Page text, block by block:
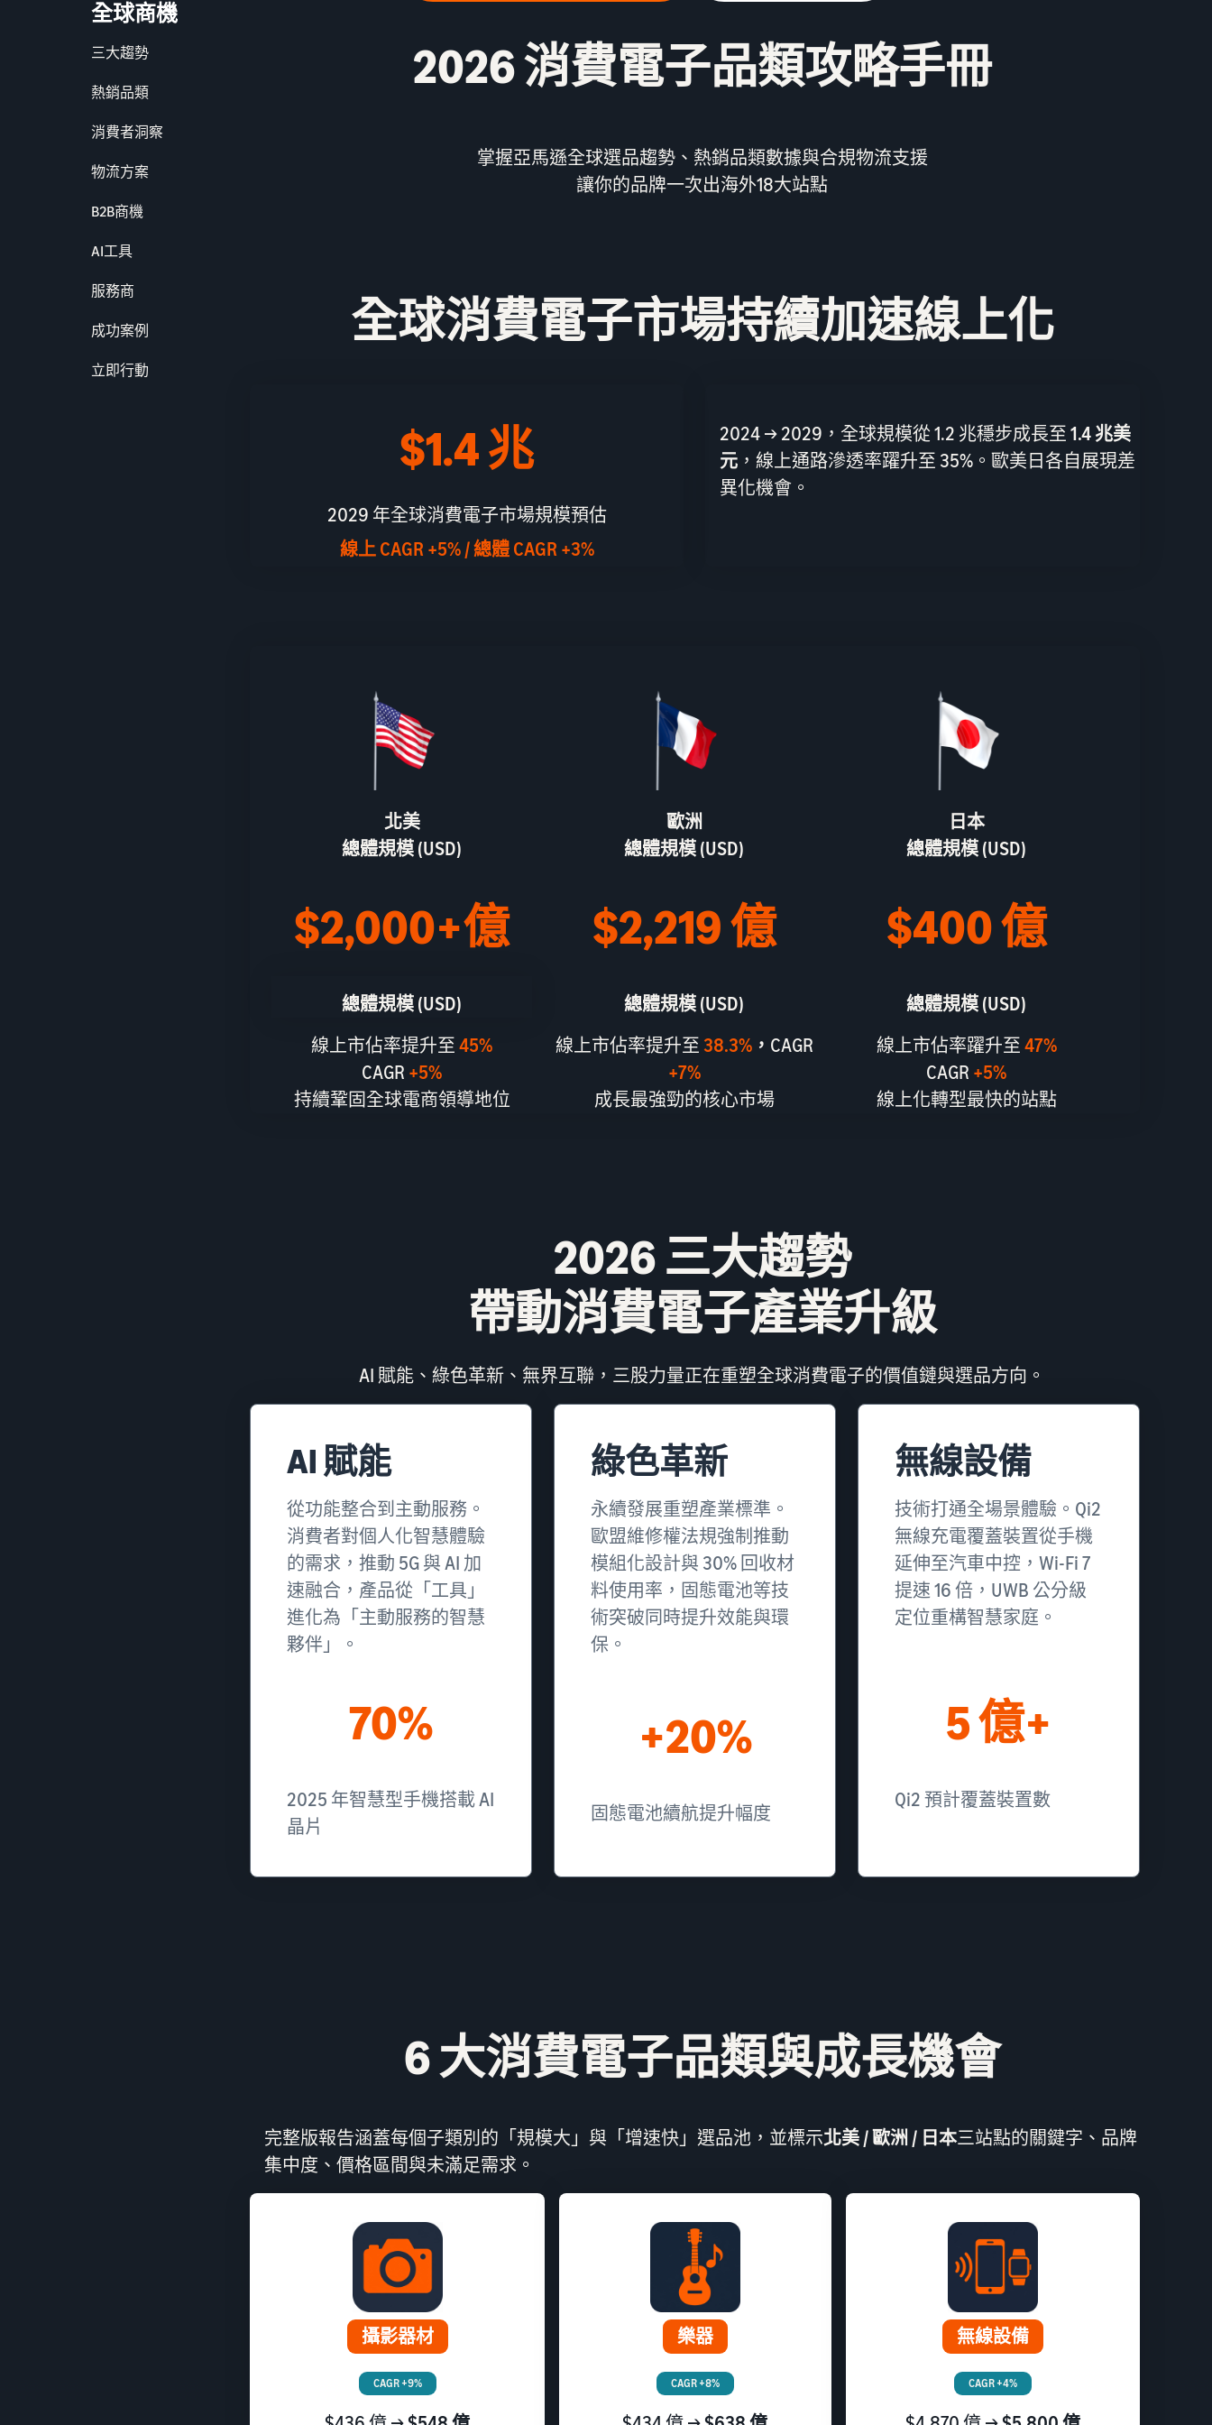
全球商機
三大趨勢
熱銷品類
消費者洞察
物流方案
B2B商機
AI工具
服務商
成功案例
立即行動
2026 消費電子品類攻略手冊
掌握亞馬遜全球選品趨勢、熱銷品類數據與合規物流支援
讓你的品牌一次出海外18大站點
全球消費電子市場持續加速線上化
$1.4 兆
2029 年全球消費電子市場規模預估
線上 CAGR +5% / 總體 CAGR +3%
2024 → 2029，全球規模從 1.2 兆穩步成長至1.4 兆美
元 ，線上通路滲透率躍升至 35%。歐美日各自展現差
異化機會。
北美
總體規模 (USD)
$2,000+億
總體規模 (USD)
線上市佔率提升至45%
CAGR +5%
持續鞏固全球電商領導地位
歐洲
總體規模 (USD)
$2,219 億
總體規模 (USD)
線上市佔率提升至 38.3%， CAGR
+7%
成長最強勁的核心市場
日本
總體規模 (USD)
$400 億
總體規模 (USD)
線上市佔率躍升至 47%
CAGR +5%
線上化轉型最快的站點
2026 三大趨勢
帶動消費電子產業升級
AI 賦能、綠色革新、無界互聯，三股力量正在重塑全球消費電子的價值鏈與選品方向。
AI 賦能
從功能整合到主動服務。
消費者對個人化智慧體驗
的需求，推動 5G 與 AI 加
速融合，產品從「工具」
進化為「主動服務的智慧
夥伴」。
70%
2025 年智慧型手機搭載 AI
晶片
綠色革新
永續發展重塑產業標準。
歐盟維修權法規強制推動
模組化設計與 30% 回收材
料使用率，固態電池等技
術突破同時提升效能與環
保。
+20%
固態電池續航提升幅度
無線設備
技術打通全場景體驗。Qi2
無線充電覆蓋裝置從手機
延伸至汽車中控，Wi-Fi 7
提速 16 倍，UWB 公分級
定位重構智慧家庭。
5 億+
Qi2 預計覆蓋裝置數
6 大消費電子品類與成長機會
完整版報告涵蓋每個子類別的「規模大」與「增速快」選品池，並標示北美 / 歐洲 / 日本三站點的關鍵字、品牌
集中度、價格區間與未滿足需求。
攝影器材
CAGR +9%
樂器
CAGR +8%
無線設備
CAGR +4%